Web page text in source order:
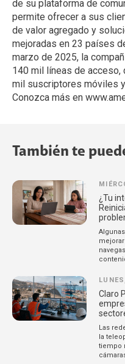
de su plataforma de
permite ofrecer a sus
de valor agregado y
mejoradas en 23 países
marzo de 2025, la
140 mil líneas de
mil suscriptores móviles
Conozca más en
También te
¿Tu
Claro
Las
la
tiempo